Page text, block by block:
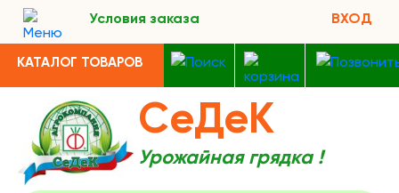
Условия заказа ВХОД
КАТАЛОГ ТОВАРОВ
СеДеК
Урожайная грядка !